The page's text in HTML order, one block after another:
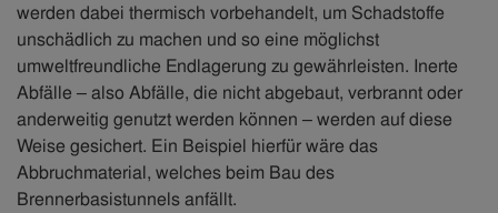
werden dabei thermisch vorbehandelt, um Schadstoffe
unschädlich zu machen und so eine möglichst
umweltfreundliche Endlagerung zu gewährleisten. Inerte
Abfälle – also Abfälle, die nicht abgebaut, verbrannt oder
anderweitig genutzt werden können – werden auf diese
Weise gesichert. Ein Beispiel hierfür wäre das
Abbruchmaterial, welches beim Bau des
Brennerbasistunnels anfällt.